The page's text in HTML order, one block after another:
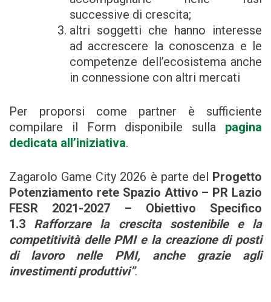
successive di crescita;
altri soggetti che hanno interesse
ad accrescere la conoscenza e le
competenze dell’ecosistema anche
in connessione con altri mercati
Per proporsi come partner è sufficiente
compilare il Form disponibile sulla pagina
dedicata all’iniziativa.
Zagarolo Game City 2026 è parte del Progetto
Potenziamento rete Spazio Attivo – PR Lazio
FESR 2021-2027 – Obiettivo Specifico
1.3 Rafforzare la crescita sostenibile e la
competitività delle PMI e la creazione di posti
di lavoro nelle PMI, anche grazie agli
investimenti produttivi”.